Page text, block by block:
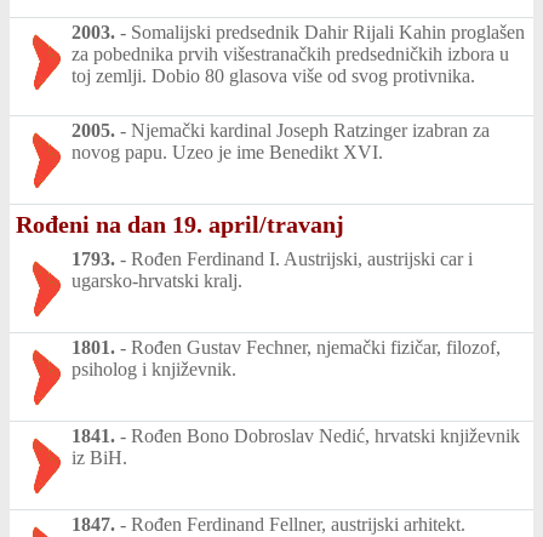
2003. - Somalijski predsednik Dahir Rijali Kahin proglašen
za pobednika prvih višestranačkih predsedničkih izbora u
toj zemlji. Dobio 80 glasova više od svog protivnika.
2005. - Njemački kardinal Joseph Ratzinger izabran za
novog papu. Uzeo je ime Benedikt XVI.
Rođeni na dan 19. april/travanj
1793. - Rođen Ferdinand I. Austrijski, austrijski car i
ugarsko-hrvatski kralj.
1801. - Rođen Gustav Fechner, njemački fizičar, filozof,
psiholog i književnik.
1841. - Rođen Bono Dobroslav Nedić, hrvatski književnik
iz BiH.
1847. - Rođen Ferdinand Fellner, austrijski arhitekt.